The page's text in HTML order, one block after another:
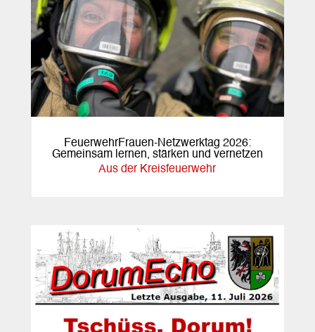
FeuerwehrFrauen-Netzwerktag 2026:
Gemeinsam lernen, stärken und vernetzen
Aus der Kreisfeuerwehr